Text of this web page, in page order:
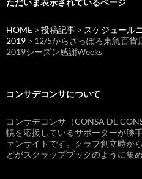
ただいま表示されているページ
HOME > 投稿記事 > スケジュール
2019 > 12/5からさっぽろ東急百
2019シーズン感謝Weeks
コンサデコンサについて
コンサデコンサ（CONSA DE
幌を応援しているサポーターが勝
ァンサイトです。クラブ創立時か
どがスクラップブックのように集